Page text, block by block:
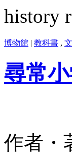
history
博物館 | 教科書 ,
尋常
作者・